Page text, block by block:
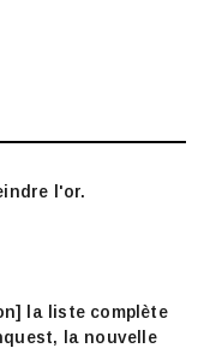
l'or.
la liste complète
la nouvelle